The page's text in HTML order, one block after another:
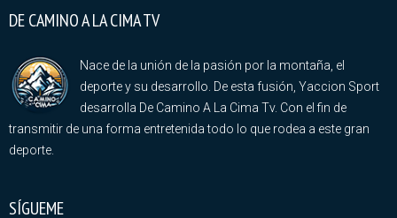
DE CAMINO A LA CIMA TV
Nace de la unión de la pasión por la montaña, el
deporte y su desarrollo. De esta fusión, Yaccion Sport
desarrolla De Camino A La Cima Tv. Con el fin de
transmitir de una forma entretenida todo lo que rodea a este gran
deporte.
SÍGUEME